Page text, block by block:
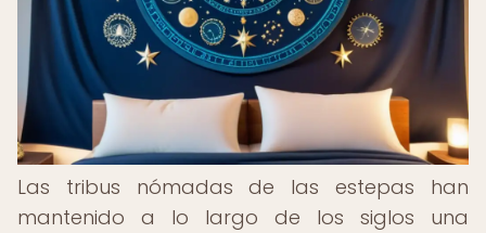
Las tribus nómadas de las estepas han
mantenido a lo largo de los siglos una